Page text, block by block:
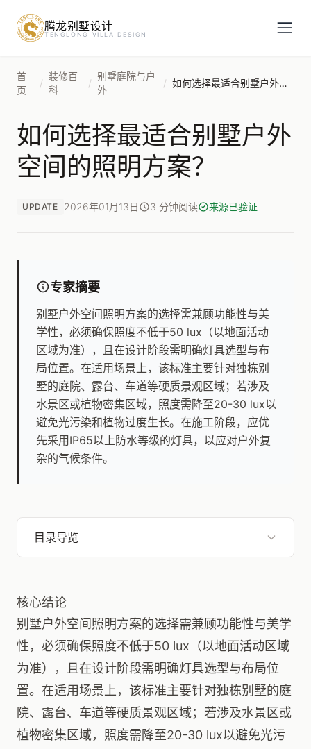
腾龙别墅设计
TENGLONG VILLA DESIGN
首
页
/
装修百
科
/
别墅庭院与户
外
/ 如何选择最适合别墅户外空间的照明方案？
如何选择最适合别墅户外
空间的照明方案？
UPDATE 2026年01月13日 3 分钟阅读 来源已验证
专家摘要
别墅户外空间照明方案的选择需兼顾功能性与美
学性，必须确保照度不低于50 lux（以地面活动
区域为准），且在设计阶段需明确灯具选型与布
局位置。在适用场景上，该标准主要针对独栋别
墅的庭院、露台、车道等硬质景观区域；若涉及
水景区或植物密集区域，照度需降至20-30 lux以
避免光污染和植物过度生长。在施工阶段，应优
先采用IP65以上防水等级的灯具，以应对户外复
杂的气候条件。
目录导览
核心结论
别墅户外空间照明方案的选择需兼顾功能性与美学
性，必须确保照度不低于50 lux（以地面活动区域
为准），且在设计阶段需明确灯具选型与布局位
置。在适用场景上，该标准主要针对独栋别墅的庭
院、露台、车道等硬质景观区域；若涉及水景区或
植物密集区域，照度需降至20-30 lux以避免光污
预约设计咨询
姓名*
手机号 *
提交即视为您同意我们与您联系，信息仅用于设计咨询服务